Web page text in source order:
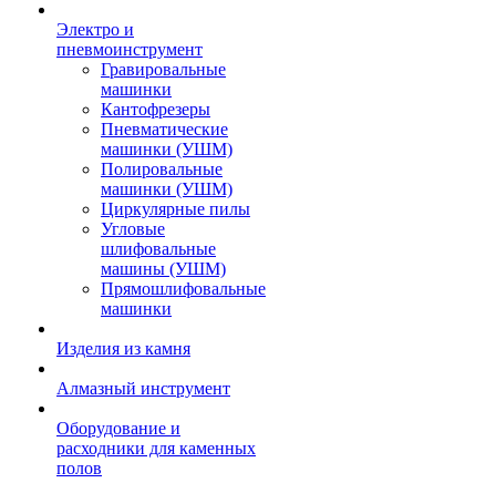
Электро и
пневмоинструмент
Гравировальные
машинки
Кантофрезеры
Пневматические
машинки (УШМ)
Полировальные
машинки (УШМ)
Циркулярные пилы
Угловые
шлифовальные
машины (УШМ)
Прямошлифовальные
машинки
Изделия из камня
Алмазный инструмент
Оборудование и
расходники для каменных
полов